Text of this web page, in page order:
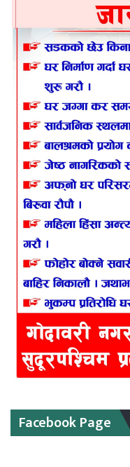
Facebook Page